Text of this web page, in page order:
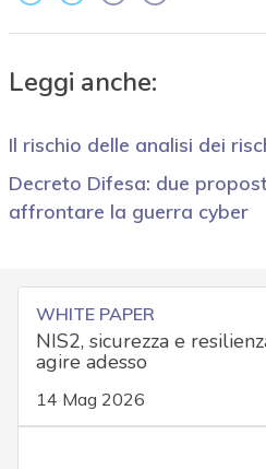
Leggi anche:
Il rischio delle analisi dei
Decreto Difesa: due
affrontare la guerra cyber
WHITE PAPER
NIS2, sicurezza e
agire adesso
14 Mag 2026